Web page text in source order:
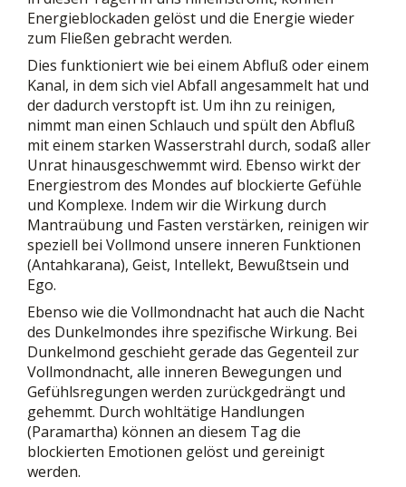
Energieblockaden gelöst und die Energie wieder
zum Fließen gebracht werden.
Dies funktioniert wie bei einem Abfluß oder einem
Kanal, in dem sich viel Abfall angesammelt hat und
der dadurch verstopft ist. Um ihn zu reinigen,
nimmt man einen Schlauch und spült den Abfluß
mit einem starken Wasserstrahl durch, sodaß aller
Unrat hinausgeschwemmt wird. Ebenso wirkt der
Energiestrom des Mondes auf blockierte Gefühle
und Komplexe. Indem wir die Wirkung durch
Mantraübung und Fasten verstärken, reinigen wir
speziell bei Vollmond unsere inneren Funktionen
(Antahkarana), Geist, Intellekt, Bewußtsein und
Ego.
Ebenso wie die Vollmondnacht hat auch die Nacht
des Dunkelmondes ihre spezifische Wirkung. Bei
Dunkelmond geschieht gerade das Gegenteil zur
Vollmondnacht, alle inneren Bewegungen und
Gefühlsregungen werden zurückgedrängt und
gehemmt. Durch wohltätige Handlungen
(Paramartha) können an diesem Tag die
blockierten Emotionen gelöst und gereinigt
werden.